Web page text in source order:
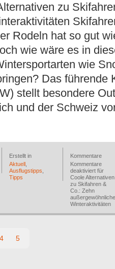
zu
Rodeln hat so gut
wie wäre es in
wie
Das führende
stellt besondere
und der Schweiz
Erstellt in
Aktuell
Ausflugstipps
Tipps
Kommentare
Kommentare
deaktiviert für
Coole Alternativen
zu Skifahren &
Co.: Zehn
außergewöhnliche
Winteraktivitäten
4 5